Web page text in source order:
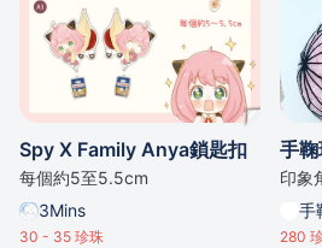
Spy X Family Anya鎖匙扣
每個約5至5.5cm
3Mins
30 - 35 珍珠
印象
手
280